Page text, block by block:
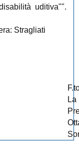
uditiva"".
Stragliati
La